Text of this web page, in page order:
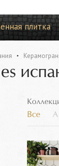
плитка
Все A